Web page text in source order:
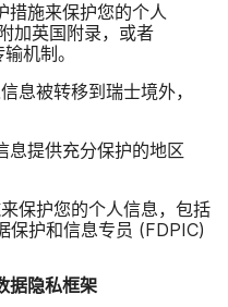
措施来​保护​您​的​个人​
加英国​附录，​或者​
机制。
息​被​转移到​瑞士​境外，​
息​提供​充分​保护​的​地区​
保护​您​的​个人​信息，​包括​
保护​和​信息​专员 (FDPIC)
据​隐私框架